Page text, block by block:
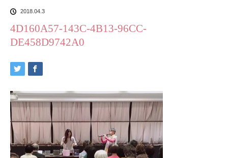
2018.04.3
4D160A57-143C-4B13-96CC-
DE458D9742A0